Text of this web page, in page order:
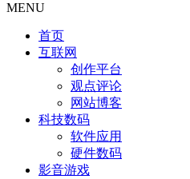
MENU
首页
互联网
创作平台
观点评论
网站博客
科技数码
软件应用
硬件数码
影音游戏